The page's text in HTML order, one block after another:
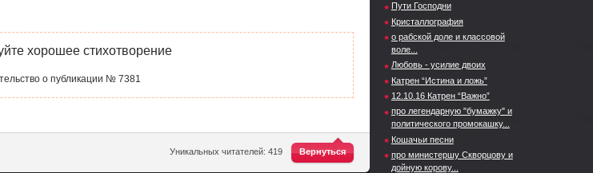
хорошее стихотворение
о публикации № 7381
Вернуться
Уникальных читателей: 419
Пути Господни
Кристаллография
о рабской доле и классовой
воле...
Любовь - усилие двоих
Катрен “Истина и ложь”
12.10.16 Катрен “Важно”
про легендарную "бумажку" и
политического промокашку...
Кошачьи песни
про министершу Скворцову и
дойную корову...